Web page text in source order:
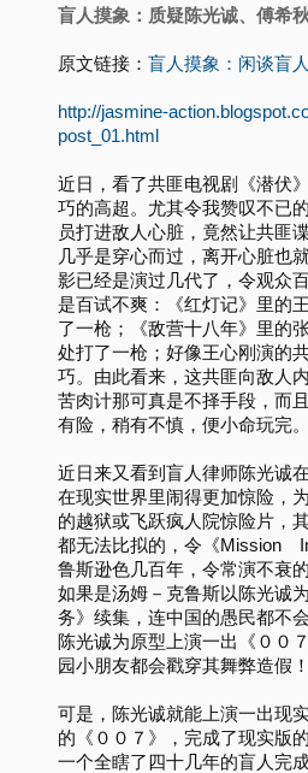
盲人摸象：质疑陈光诚、傅希
原文链接： 盲人摸象：闲谈盲
http://jasmine-
post_01.html
近日，看了共匪电视剧《潜伏
巧的高超。尤其令我赞叹不已
员打进敌人心脏，竟然让共匪
几乎是穿心而过，离开心脏也
影已经是演过几代了，令观众
是百试不爽：《红灯记》里的
了一枪；《敌营十八年》里的
处打了一枪；好像王心刚演的
巧。由此看来，这共匪向敌人
苦肉计那可真是不择手段，而
有险，稍有不慎，便小命玩完。
近日来又看到盲人律师陈光诚
在现实世界里闹得更加惊险，
的越狱或飞跃疯人院惊险片，
都无法比拟的，令《Mission
鲁斯逊色几百年，令常演不衰
如果是汤姆－克鲁斯以陈光诚
务》续集，连中国的愚民都不
陈光诚为原型上演一出《００
园小朋友都会戳穿其舞弊造假！
可是，陈光诚就能上演一出现
的《００７》，完成了现实版
一个全瞎了四十几年的盲人完